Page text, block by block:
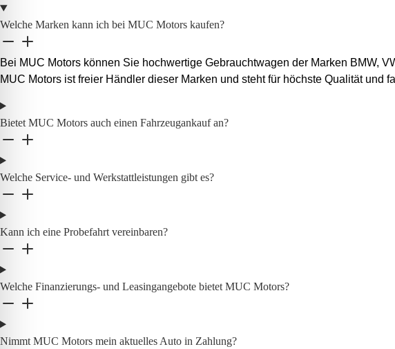
Welche Marken kann ich bei MUC Motors kaufen?
Bei MUC Motors können Sie hochwertige Gebrauchtwagen der Marken BMW,
MUC Motors ist freier Händler dieser Marken und steht für höchste Qualität und
Bietet MUC Motors auch einen Fahrzeugankauf an?
Welche Service- und Werkstattleistungen gibt es?
Kann ich eine Probefahrt vereinbaren?
Welche Finanzierungs- und Leasingangebote bietet MUC Motors?
Nimmt MUC Motors mein aktuelles Auto in Zahlung?